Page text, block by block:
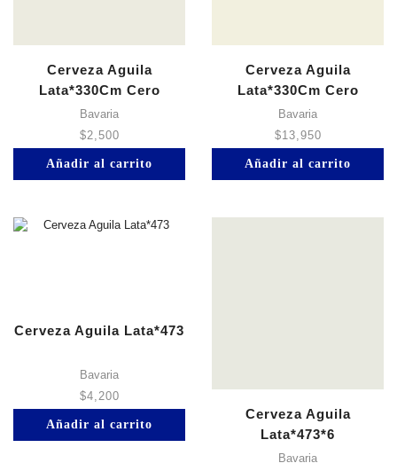
Cerveza Aguila
Lata*330Cm Cero
Bavaria
$2,500
Añadir al carrito
Cerveza Aguila
Lata*330Cm Cero
Bavaria
$13,950
Añadir al carrito
Cerveza Aguila Lata*473
Bavaria
$4,200
Añadir al carrito
Cerveza Aguila
Lata*473*6
Bavaria